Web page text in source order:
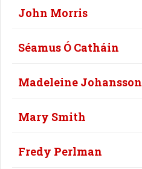
John Morris
Séamus Ó Catháin
Madeleine Johansson
Mary Smith
Fredy Perlman